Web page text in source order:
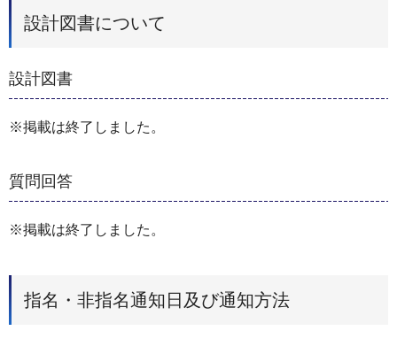
設計図書について
設計図書
※掲載は終了しました。
質問回答
※掲載は終了しました。
指名・非指名通知日及び通知方法